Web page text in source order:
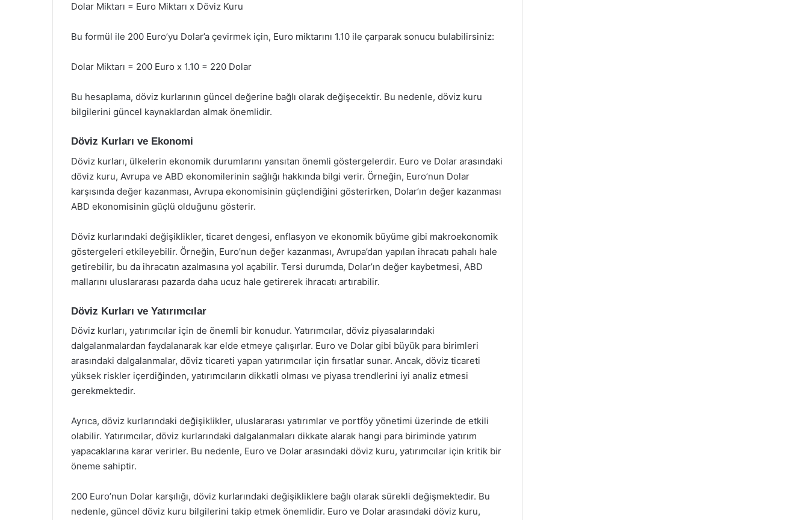
Dolar Miktarı = Euro Miktarı x Döviz Kuru
Bu formül ile 200 Euro’yu Dolar’a çevirmek için, Euro miktarını 1.10 ile çarparak sonucu bulabilirsiniz:
Dolar Miktarı = 200 Euro x 1.10 = 220 Dolar
Bu hesaplama, döviz kurlarının güncel değerine bağlı olarak değişecektir. Bu nedenle, döviz kuru
bilgilerini güncel kaynaklardan almak önemlidir.
Döviz Kurları ve Ekonomi
Döviz kurları, ülkelerin ekonomik durumlarını yansıtan önemli göstergelerdir. Euro ve Dolar arasındaki
döviz kuru, Avrupa ve ABD ekonomilerinin sağlığı hakkında bilgi verir. Örneğin, Euro’nun Dolar
karşısında değer kazanması, Avrupa ekonomisinin güçlendiğini gösterirken, Dolar’ın değer kazanması
ABD ekonomisinin güçlü olduğunu gösterir.
Döviz kurlarındaki değişiklikler, ticaret dengesi, enflasyon ve ekonomik büyüme gibi makroekonomik
göstergeleri etkileyebilir. Örneğin, Euro’nun değer kazanması, Avrupa’dan yapılan ihracatı pahalı hale
getirebilir, bu da ihracatın azalmasına yol açabilir. Tersi durumda, Dolar’ın değer kaybetmesi, ABD
mallarını uluslararası pazarda daha ucuz hale getirerek ihracatı artırabilir.
Döviz Kurları ve Yatırımcılar
Döviz kurları, yatırımcılar için de önemli bir konudur. Yatırımcılar, döviz piyasalarındaki
dalgalanmalardan faydalanarak kar elde etmeye çalışırlar. Euro ve Dolar gibi büyük para birimleri
arasındaki dalgalanmalar, döviz ticareti yapan yatırımcılar için fırsatlar sunar. Ancak, döviz ticareti
yüksek riskler içerdiğinden, yatırımcıların dikkatli olması ve piyasa trendlerini iyi analiz etmesi
gerekmektedir.
Ayrıca, döviz kurlarındaki değişiklikler, uluslararası yatırımlar ve portföy yönetimi üzerinde de etkili
olabilir. Yatırımcılar, döviz kurlarındaki dalgalanmaları dikkate alarak hangi para biriminde yatırım
yapacaklarına karar verirler. Bu nedenle, Euro ve Dolar arasındaki döviz kuru, yatırımcılar için kritik bir
öneme sahiptir.
200 Euro’nun Dolar karşılığı, döviz kurlarındaki değişikliklere bağlı olarak sürekli değişmektedir. Bu
nedenle, güncel döviz kuru bilgilerini takip etmek önemlidir. Euro ve Dolar arasındaki döviz kuru,